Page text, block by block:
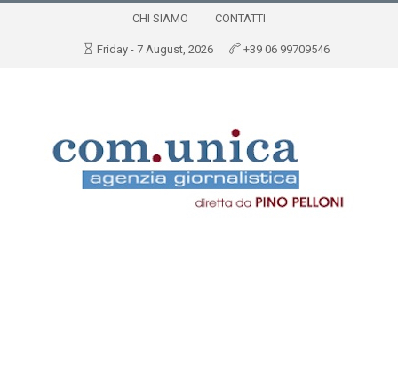
CHI SIAMO CONTATTI
Friday - 7 August, 2026 +39 06 99709546